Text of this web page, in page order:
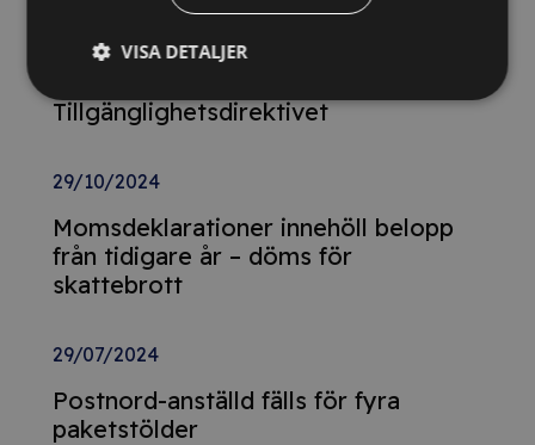
26/02/2025
Tillgänglighetsdirektivet
29/10/2024
Momsdeklarationer innehöll belopp
från tidigare år – döms för
skattebrott
29/07/2024
Postnord-anställd fälls för fyra
paketstölder
VISA DETALJER